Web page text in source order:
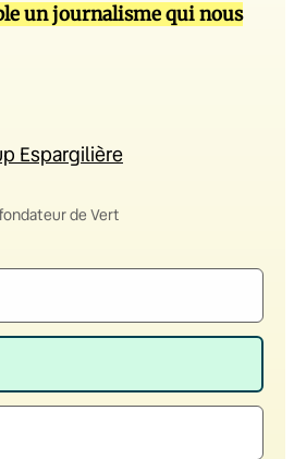
un journalisme qui nous
Espargilière
de Vert